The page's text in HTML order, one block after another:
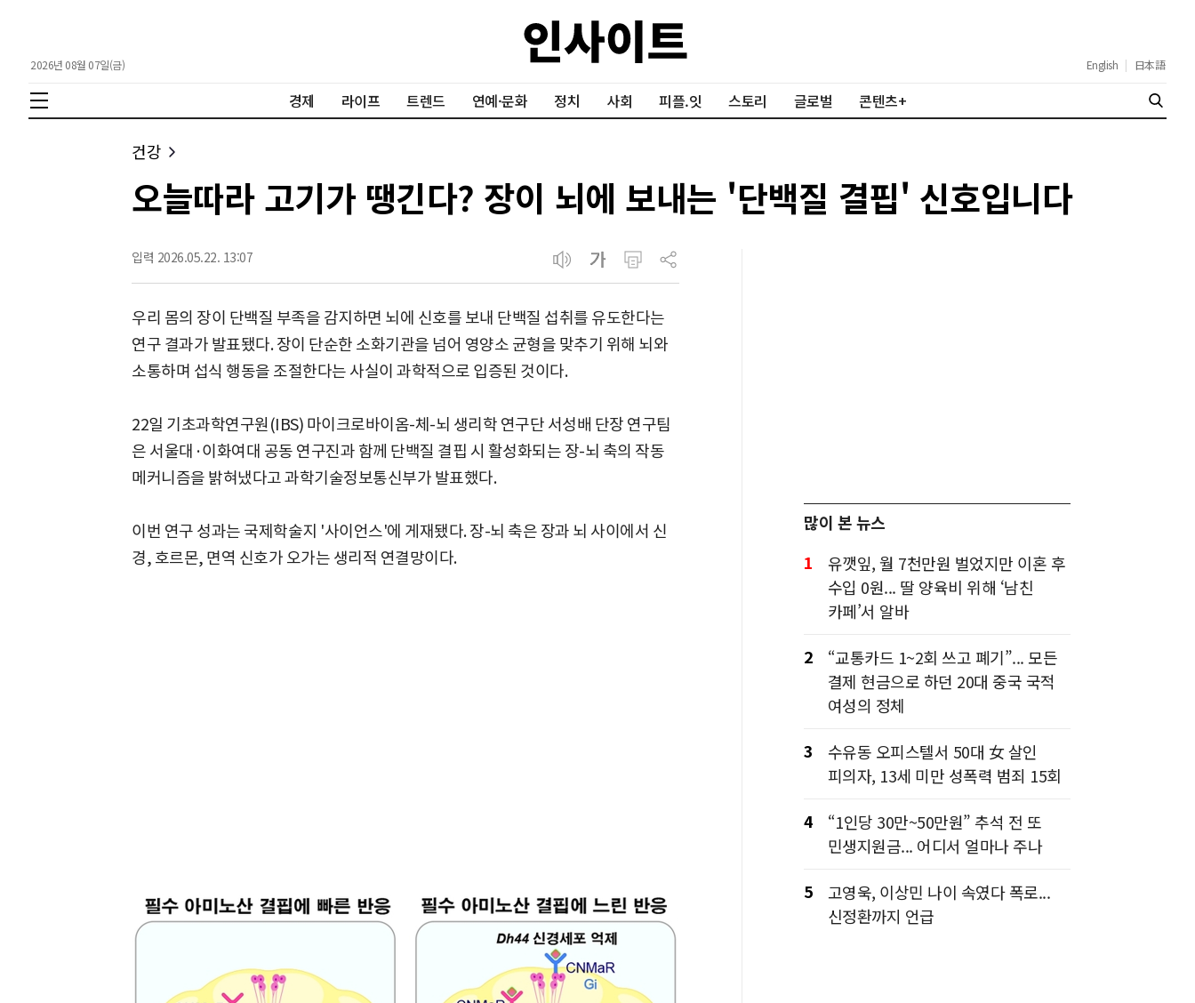
2026년 08월 07일(금) English | 日本語
경제 라이프 트렌드 연예·문화 정치 사회 피플.잇 스토리 글로벌 콘텐츠+
건강
오늘따라 고기가 땡긴다? 장이 뇌에 보내는 '단백질 결핍' 신호입니다
입력 2026.05.22. 13:07
우리 몸의 장이 단백질 부족을 감지하면 뇌에 신호를 보내 단백질 섭취를 유도한다는
연구 결과가 발표됐다. 장이 단순한 소화기관을 넘어 영양소 균형을 맞추기 위해 뇌와
소통하며 섭식 행동을 조절한다는 사실이 과학적으로 입증된 것이다.
22일 기초과학연구원(IBS) 마이크로바이옴-체-뇌 생리학 연구단 서성배 단장 연구팀
은 서울대·이화여대 공동 연구진과 함께 단백질 결핍 시 활성화되는 장-뇌 축의 작동
메커니즘을 밝혀냈다고 과학기술정보통신부가 발표했다.
이번 연구 성과는 국제학술지 '사이언스'에 게재됐다. 장-뇌 축은 장과 뇌 사이에서 신
경, 호르몬, 면역 신호가 오가는 생리적 연결망이다.
많이 본 뉴스
1
유깻잎, 월 7천만원 벌었지만 이혼 후
수입 0원... 딸 양육비 위해 ‘남친
카페’서 알바
2
“교통카드 1~2회 쓰고 폐기”... 모든
결제 현금으로 하던 20대 중국 국적
여성의 정체
3
수유동 오피스텔서 50대 女 살인
피의자, 13세 미만 성폭력 범죄 15회
4
“1인당 30만~50만원” 추석 전 또
민생지원금... 어디서 얼마나 주나
5
고영욱, 이상민 나이 속였다 폭로...
신정환까지 언급